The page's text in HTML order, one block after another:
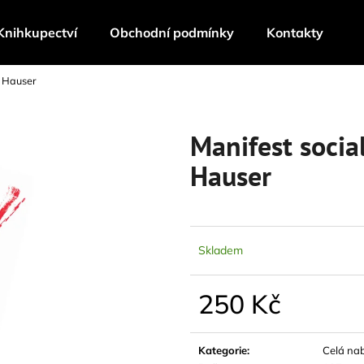
Obchodní podmínky Kontakty
Hauser
Manifest
Hauser
Skladem
250 Kč
Kategorie:
Celá
Co potřebujete najít?
HLEDAT
VĚŘIT V ŠELMY / NASTASSJA MARTIN